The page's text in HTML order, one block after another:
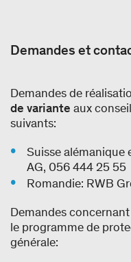
Demandes et
Demandes de
de variante aux
suivants:
Suisse alémanique
AG, 056 444 25 55
Romandie: RWB
Demandes concernant
le programme de
générale: